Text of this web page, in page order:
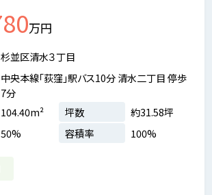
万円
杉並区清水３丁目
中央本線「荻窪」駅バス10分 清水二丁目 停歩
7分
104.40m² 坪数
約31.58坪
50% 容積率 100%